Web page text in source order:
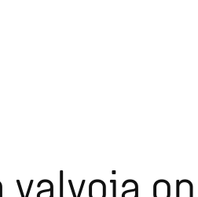
valvoja